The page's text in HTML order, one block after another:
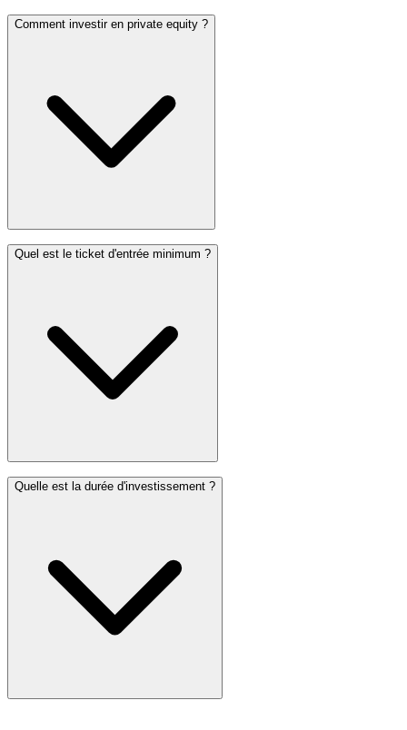
Comment investir en private equity ?
Quel est le ticket d'entrée minimum ?
Quelle est la durée d'investissement ?